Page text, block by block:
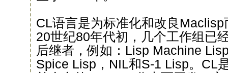
CL语言是为标准化和改良
20世纪80年代初，几个工作组已
后继者，例如：Lisp Machine
Spice Lisp，NIL和S-1 Lisp。CL